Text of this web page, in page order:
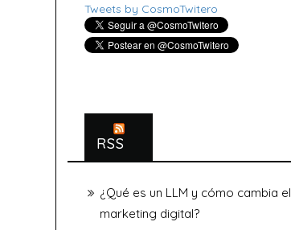
Tweets by CosmoTwitero
RSS
¿Qué es un LLM y cómo cambia el
marketing digital?